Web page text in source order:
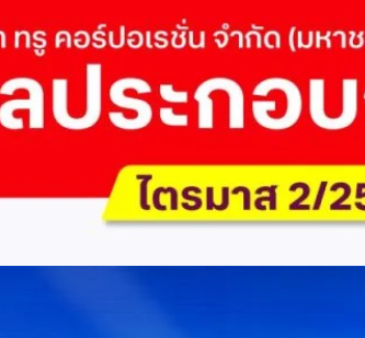
ประกอบการ Q2/2569 กำไรสุทธิ 6.6 พัน
รชั่น จำกัด (มหาชน) รายงานผลประกอบการประจำไตร
าท ทำกำไรต่อเนื่องเป็นไตรมาสที่ 6 พร้อมอนุมัติจ่ายเงิน
บาทต่อหุ้น โดยผลการดำเนินงานหลักได้รับปัจจัยหนุนจา
ตัวชี้วัดทางการเงิน (Q2/2569)มูลค่า / สถิติการเปลี่ยนแป
การให้บริการ (ไม่รวม IC)4.14 หมื่นล้านบาท
กำไรสุทธิหลังหักภาษี (NPAT)6.6 พันล้านบาท+3.2 เท่
0.3 เท่า-0.1 เท่า ปัจจัยขับเคลื่อนด้านฐานผู้ใช้และเทคโน
ล้านราย) และผู้ใช้บริการอินเทอร์เน็ตบ้านเพิ่มขึ้น
days ago